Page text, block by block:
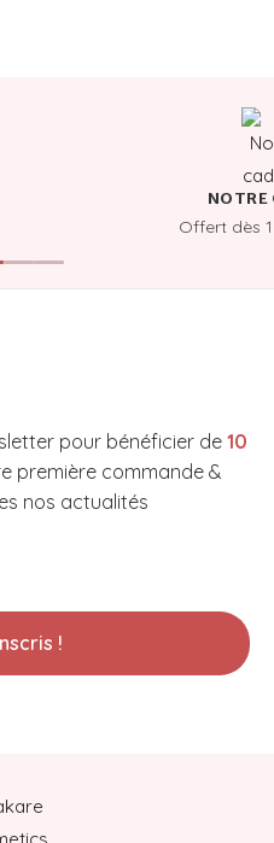
NOTRE
Offert dès
pour bénéficier de 10
première commande &
nos actualités
!